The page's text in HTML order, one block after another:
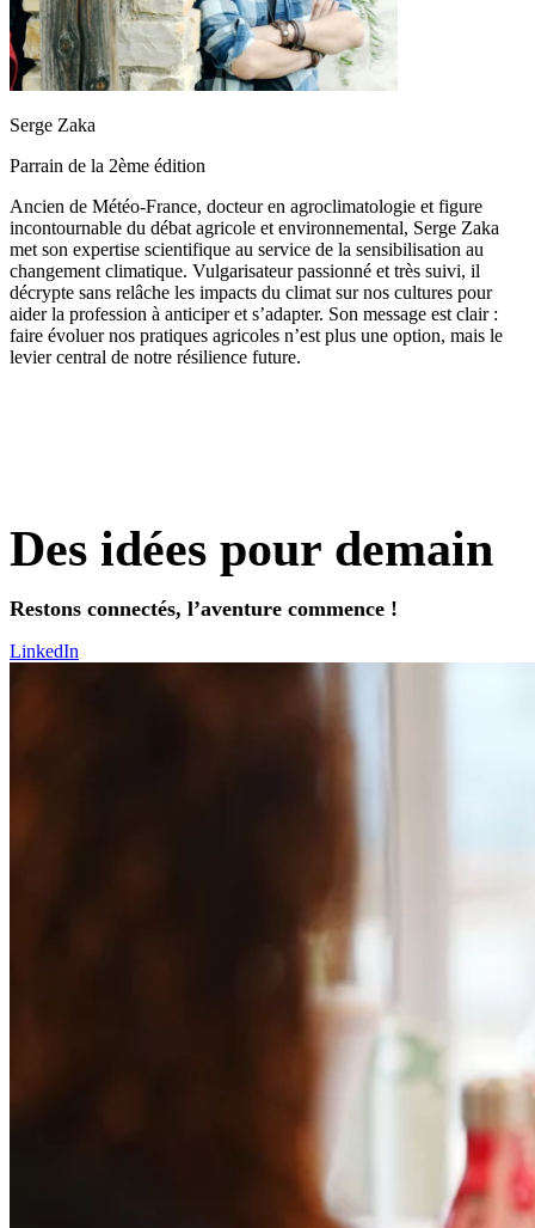
Serge Zaka
Parrain de la 2ème édition
Ancien de Météo-France, docteur en agroclimatologie et figure
incontournable du débat agricole et environnemental, Serge Zaka
met son expertise scientifique au service de la sensibilisation au
changement climatique. Vulgarisateur passionné et très suivi, il
décrypte sans relâche les impacts du climat sur nos cultures pour
aider la profession à anticiper et s’adapter. Son message est clair :
faire évoluer nos pratiques agricoles n’est plus une option, mais le
levier central de notre résilience future.
Des idées pour demain
Restons connectés, l’aventure commence !
LinkedIn